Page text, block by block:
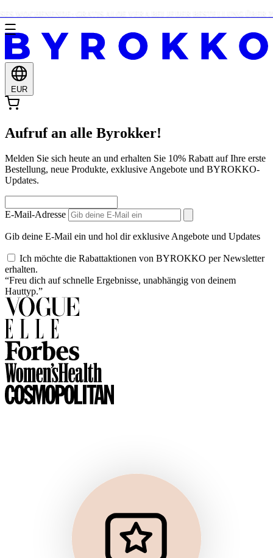
EUR
Aufruf an alle Byrokker!
Melden Sie sich heute an und erhalten Sie 10% Rabatt auf Ihre erste
Bestellung, neue Produkte, exklusive Angebote und BYROKKO-
Updates.
E-Mail-Adresse
Gib deine E-Mail ein und hol dir exklusive Angebote und Updates
Ich möchte die Rabattaktionen von BYROKKO per Newsletter
erhalten.
“Freu dich auf schnelle Ergebnisse, unabhängig von deinem
Hauttyp.”